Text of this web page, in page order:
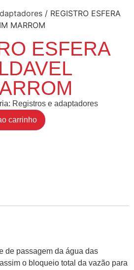
/ REGISTRO ESFERA
MARROM
ESFERA
carrinho
Registros e adaptadores
de passagem da água das
o bloqueio total da vazão para